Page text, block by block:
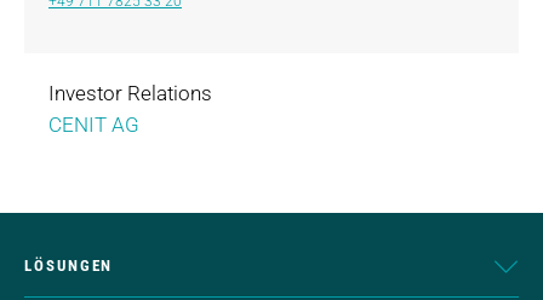
Investor Relations
CENIT AG
LÖSUNGEN